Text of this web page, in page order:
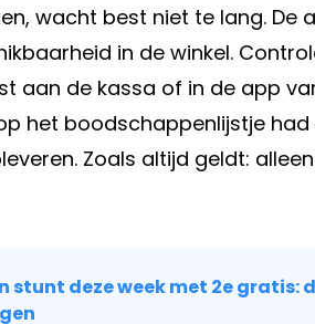
wacht best niet te lang. De
in de winkel.
aan de kassa of in de app
het boodschappenlijstje had
Zoals altijd geldt:
stunt deze week met 2e gratis: